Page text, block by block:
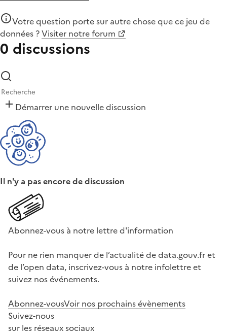
Votre question porte sur autre chose quece jeu de
données ?Visiter notre forum
0 discussions
Démarrer une nouvelle discussion
Il n'y a pas encore de discussion
Abonnez-vous à notre lettre d'information
Pour ne rien manquer de l’actualité de data.gouv.fr et
de l’open data, inscrivez-vous à notre infolettre et
suivez nos événements.
Abonnez-vousVoir nos prochains évènements
Suivez-nous
sur les réseaux sociaux